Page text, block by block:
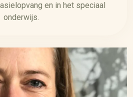
en in het speciaal
onderwijs.